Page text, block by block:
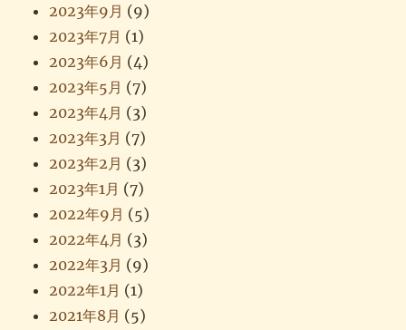
2023年9月 (9)
2023年7月 (1)
2023年6月 (4)
2023年5月 (7)
2023年4月 (3)
2023年3月 (7)
2023年2月 (3)
2023年1月 (7)
2022年9月 (5)
2022年4月 (3)
2022年3月 (9)
2022年1月 (1)
2021年8月 (5)